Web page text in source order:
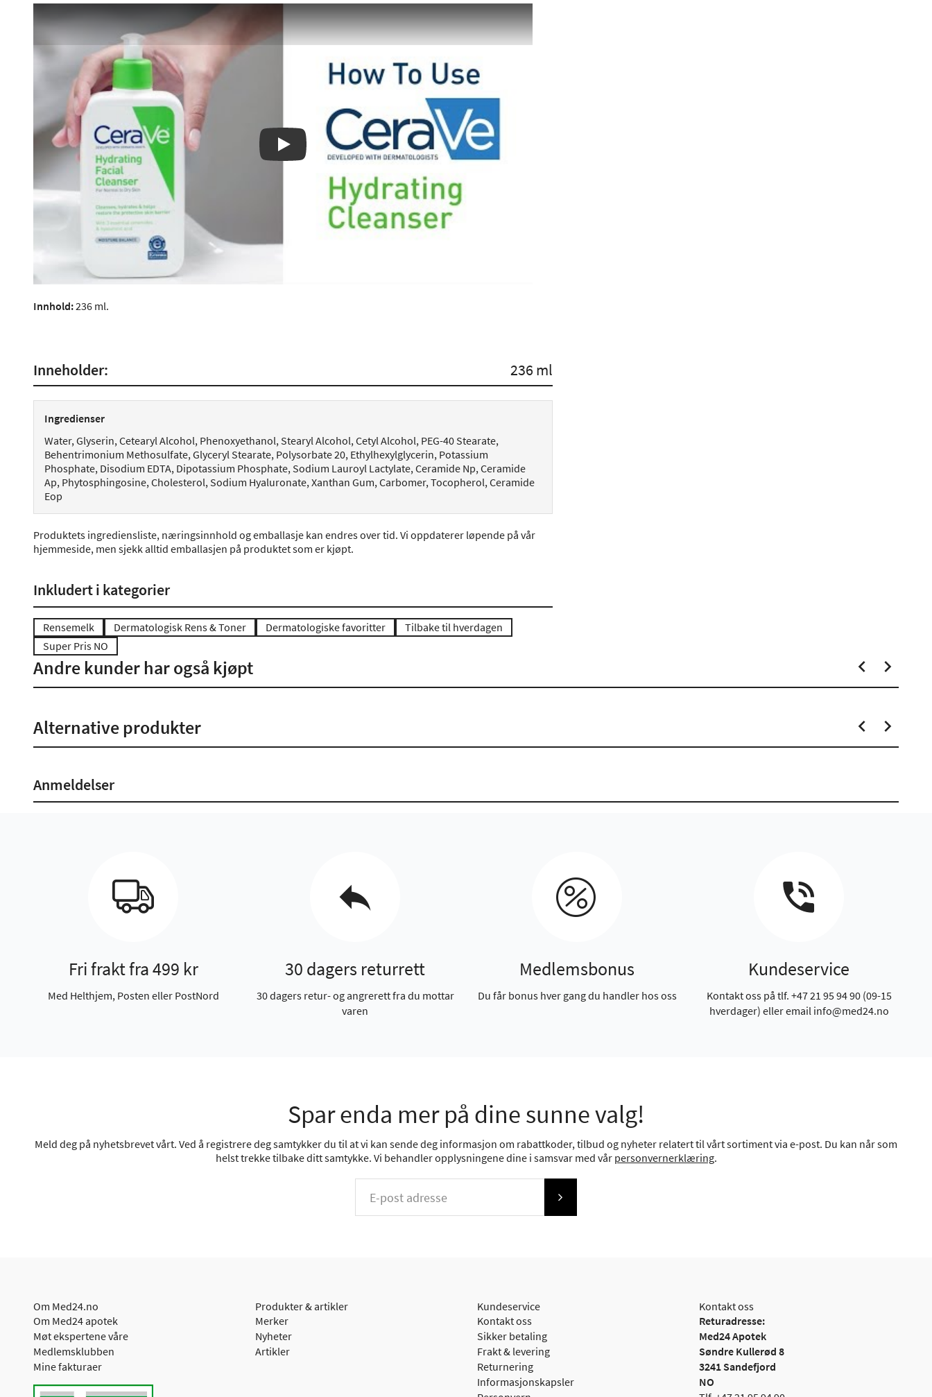
Play
Innhold:236 ml.
Inneholder: 236 ml
Ingredienser
Water, Glyserin, Cetearyl Alcohol, Phenoxyethanol, Stearyl Alcohol, Cetyl Alcohol, PEG-40 Stearate,
Behentrimonium Methosulfate, Glyceryl Stearate, Polysorbate 20​, Ethylhexylglycerin, Potassium
Phosphate, Disodium EDTA, Dipotassium Phosphate, Sodium Lauroyl Lactylate, Ceramide Np, Ceramide
Ap, Phytosphingosine, Cholesterol, Sodium Hyaluronate, Xanthan Gum, Carbomer, Tocopherol, Ceramide
Eop
Produktets ingrediensliste, næringsinnhold og emballasje kan endres over tid. Vi oppdaterer løpende på vår
hjemmeside, men sjekk alltid emballasjen på produktet som er kjøpt.
Inkludert i kategorier
Rensemelk Dermatologisk Rens & Toner Dermatologiske favoritter
Tilbake til hverdagen
Super Pris NO
Andre kunder har også kjøpt
Alternative produkter
Anmeldelser
Fri frakt fra 499 kr
Med Helthjem, Posten eller PostNord
30 dagers returrett
30 dagers retur- og angrerett fra du mottar
varen
Medlemsbonus
Du får bonus hver gang du handler hos oss
Kundeservice
Kontakt oss på tlf. +47 21 95 94 90 (09-15
hverdager) eller email info@med24.no
Spar enda mer på dine sunne valg!
Meld deg på nyhetsbrevet vårt. Ved å registrere deg samtykker du til at vi kan sende deg informasjon om rabattkoder, tilbud og nyheter relatert til vårt sortiment via e-post. Du kan når som
helst trekke tilbake ditt samtykke. Vi behandler opplysningene dine i samsvar med vår personvernerklæring.
Om Med24.no
Om Med24 apotek
Møt ekspertene våre
Medlemsklubben
Mine fakturaer
Produkter & artikler
Merker
Nyheter
Artikler
Kundeservice
Kontakt oss
Sikker betaling
Frakt & levering
Returnering
Informasjonskapsler
Kontakt oss
Returadresse:
Med24 Apotek
Søndre Kullerød 8
3241 Sandefjord
NO